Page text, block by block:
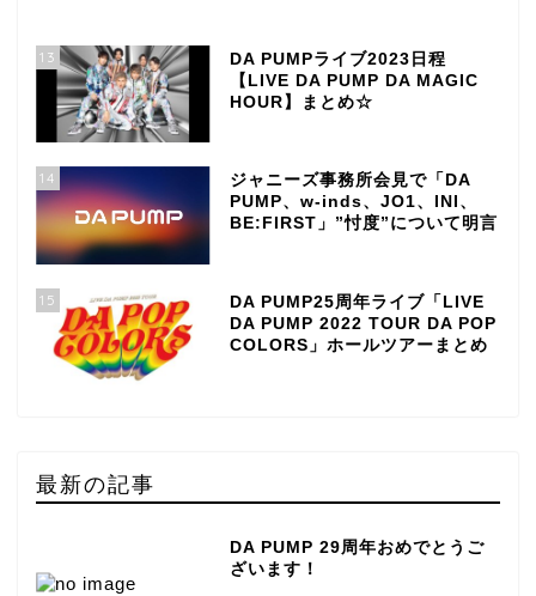
13
DA PUMPライブ2023日程
【LIVE DA PUMP DA MAGIC
HOUR】まとめ☆
14
ジャニーズ事務所会見で「DA
PUMP、w-inds、JO1、INI、
BE:FIRST」”忖度”について明言
15
DA PUMP25周年ライブ「LIVE
DA PUMP 2022 TOUR DA POP
COLORS」ホールツアーまとめ
最新の記事
DA PUMP 29周年おめでとうご
ざいます！